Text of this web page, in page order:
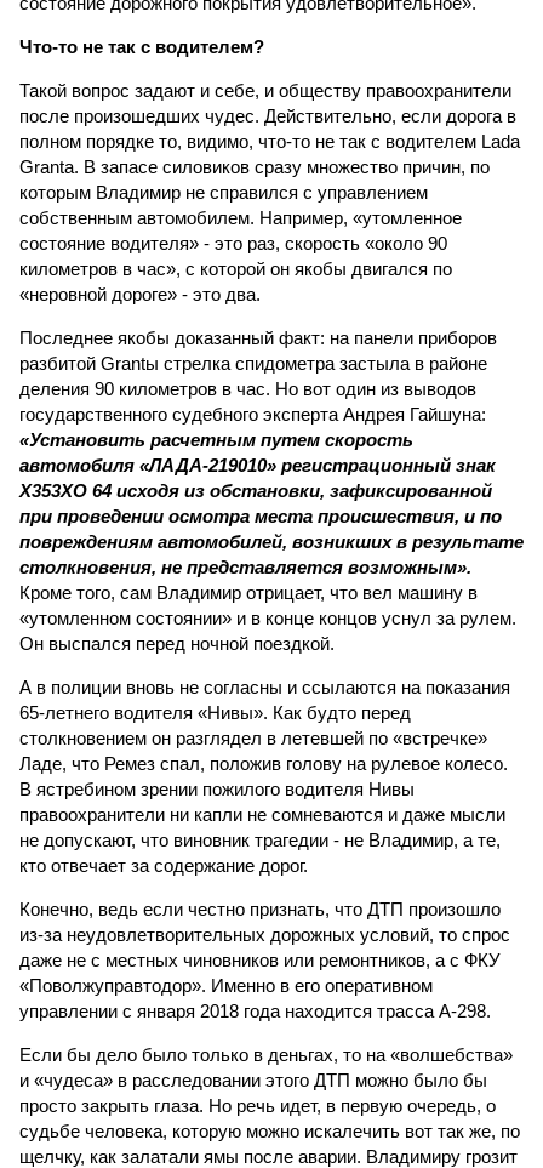
Что-то не так с водителем?
Такой вопрос задают и себе, и обществу правоохранители
после произошедших чудес. Действительно, если дорога в
полном порядке то, видимо, что-то не так с водителем Lada
Granta. В запасе силовиков сразу множество причин, по
которым Владимир не справился с управлением
собственным автомобилем. Например, «утомленное
состояние водителя» - это раз, скорость «около 90
километров в час», с которой он якобы двигался по
«неровной дороге» - это два.
Последнее якобы доказанный факт: на панели приборов
разбитой Grantы стрелка спидометра застыла в районе
деления 90 километров в час. Но вот один из выводов
государственного судебного эксперта Андрея Гайшуна:
«Установить расчетным путем скорость
автомобиля «ЛАДА-219010» регистрационный знак
Х353ХО 64 исходя из обстановки, зафиксированной
при проведении осмотра места происшествия, и по
повреждениям автомобилей, возникших в результате
столкновения, не представляется возможным».
Кроме того, сам Владимир отрицает, что вел машину в
«утомленном состоянии» и в конце концов уснул за рулем.
Он выспался перед ночной поездкой.
А в полиции вновь не согласны и ссылаются на показания
65-летнего водителя «Нивы». Как будто перед
столкновением он разглядел в летевшей по «встречке»
Ладе, что Ремез спал, положив голову на рулевое колесо.
В ястребином зрении пожилого водителя Нивы
правоохранители ни капли не сомневаются и даже мысли
не допускают, что виновник трагедии - не Владимир, а те,
кто отвечает за содержание дорог.
Конечно, ведь если честно признать, что ДТП произошло
из-за неудовлетворительных дорожных условий, то спрос
даже не с местных чиновников или ремонтников, а с ФКУ
«Поволжуправтодор». Именно в его оперативном
управлении с января 2018 года находится трасса А-298.
Если бы дело было только в деньгах, то на «волшебства»
и «чудеса» в расследовании этого ДТП можно было бы
просто закрыть глаза. Но речь идет, в первую очередь, о
судьбе человека, которую можно искалечить вот так же, по
щелчку, как залатали ямы после аварии. Владимиру грозит